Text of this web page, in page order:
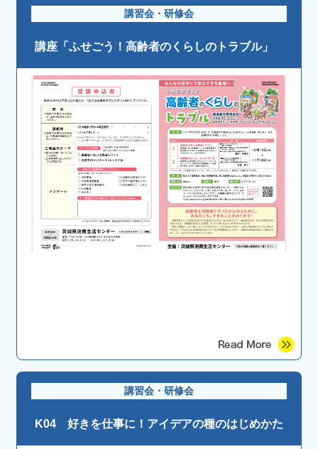
講習会・研修会
講座「ふせごう！高齢者のくらしのトラブル」
講習会・研修会
K04 好きを仕事に！アイデアの種のはじめかた